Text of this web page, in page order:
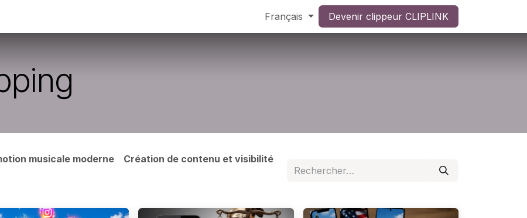
Français Devenir clippeur CLIPLINK
musicale moderne
Création de contenu et visibilité